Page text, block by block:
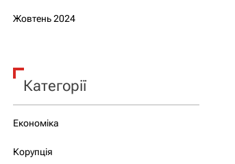
Жовтень 2024
Категорії
Економіка
Корупція